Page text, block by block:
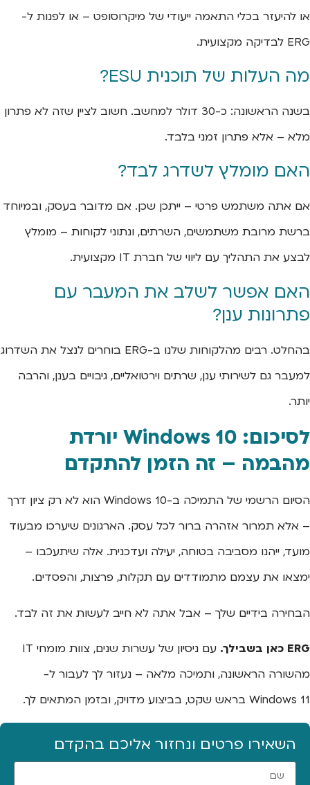
או להיעזר בכלי התאמה ייעודי של מיקרוסופט – או לפנות ל-
ERG לבדיקה מקצועית.
מה העלות של תוכנית ESU?
בשנה הראשונה: כ-30 דולר למחשב. חשוב לציין שזה לא פתרון
מלא – אלא פתרון זמני בלבד.
האם מומלץ לשדרג לבד?
אם אתה משתמש פרטי – ייתכן שכן. אם מדובר בעסק, ובמיוחד
ברשת מרובת משתמשים, השרתים, ונתוני לקוחות – מומלץ
לבצע את התהליך עם ליווי של חברת IT מקצועית.
האם אפשר לשלב את המעבר עם
פתרונות ענן?
בהחלט. רבים מהלקוחות שלנו ב-ERG בוחרים לנצל את השדרוג
למעבר גם לשירותי ענן, שרתים וירטואליים, גיבויים בענן, והרבה
יותר.
לסיכום: Windows 10 יורדת
מהבמה – זה הזמן להתקדם
הסיום הרשמי של התמיכה ב-Windows 10 הוא לא רק ציון דרך
– אלא תמרור אזהרה ברור לכל עסק. הארגונים שיערכו מבעוד
מועד, ייהנו מסביבה בטוחה, יעילה ועדכנית. אלה שיתעכבו –
ימצאו את עצמם מתמודדים עם תקלות, פרצות, והפסדים.
הבחירה בידיים שלך – אבל אתה לא חייב לעשות את זה לבד.
ERG כאן בשבילך.
עם ניסיון של עשרות שנים, צוות מומחי IT
מהשורה הראשונה, ותמיכה מלאה – נעזור לך לעבור ל-
Windows 11 בראש שקט, בביצוע מדויק, ובזמן המתאים לך.
השאירו פרטים ונחזור אליכם בהקדם